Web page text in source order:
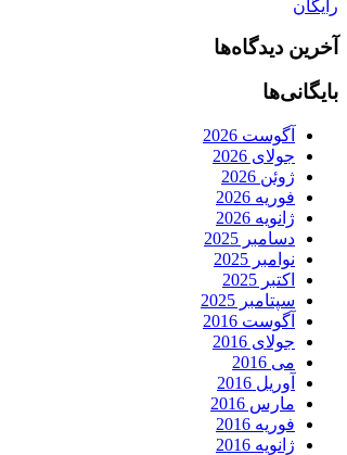
رایگان
آخرین دیدگاه‌ها
بایگانی‌ها
آگوست 2026
جولای 2026
ژوئن 2026
فوریه 2026
ژانویه 2026
دسامبر 2025
نوامبر 2025
اکتبر 2025
سپتامبر 2025
آگوست 2016
جولای 2016
می 2016
آوریل 2016
مارس 2016
فوریه 2016
ژانویه 2016